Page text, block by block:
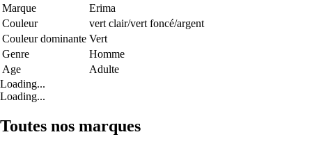
Marque
Erima
Couleur
vert clair/vert foncé/argent
Couleur dominante Vert
Genre
Homme
Age
Adulte
Loading...
Loading...
Toutes nos marques